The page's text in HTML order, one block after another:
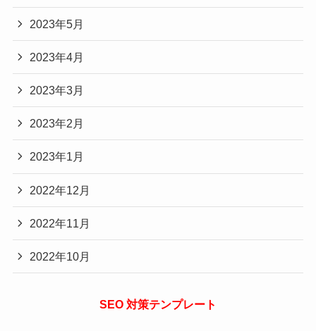
2023年5月
2023年4月
2023年3月
2023年2月
2023年1月
2022年12月
2022年11月
2022年10月
SEO 対策テンプレート